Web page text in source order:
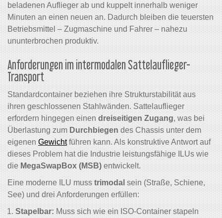
beladenen Auflieger ab und kuppelt innerhalb weniger
Minuten an einen neuen an. Dadurch bleiben die teuersten
Betriebsmittel – Zugmaschine und Fahrer – nahezu
ununterbrochen produktiv.
Anforderungen im intermodalen Sattelauflieger-
Transport
Standardcontainer beziehen ihre Strukturstabilität aus
ihren geschlossenen Stahlwänden. Sattelauflieger
erfordern hingegen einen dreiseitigen Zugang, was bei
Überlastung zum Durchbiegen des Chassis unter dem
eigenen Gewichtführen kann. Als konstruktive Antwort auf
dieses Problem hat die Industrie leistungsfähige ILUs wie
die MegaSwapBox (MSB) entwickelt.
Eine moderne ILU muss trimodal sein (Straße, Schiene,
See) und drei Anforderungen erfüllen:
Stapelbar: Muss sich wie ein ISO-Container stapeln